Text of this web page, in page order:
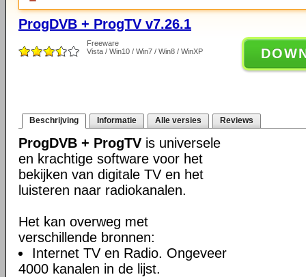
ProgDVB + ProgTV v7.26.1
Freeware
Vista / Win10 / Win7 / Win8 / WinXP
Beschrijving Informatie Alle versies Reviews
ProgDVB + ProgTV is universele
en krachtige software voor het
bekijken van digitale TV en het
luisteren naar radiokanalen.
Het kan overweg met
verschillende bronnen:
Internet TV en Radio. Ongeveer
4000 kanalen in de lijst.